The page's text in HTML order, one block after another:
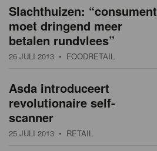
Slachthuizen: “consument
moet dringend meer
betalen rundvlees”
26 JULI 2013 • FOODRETAIL
Asda introduceert
revolutionaire self-
scanner
25 JULI 2013 • RETAIL